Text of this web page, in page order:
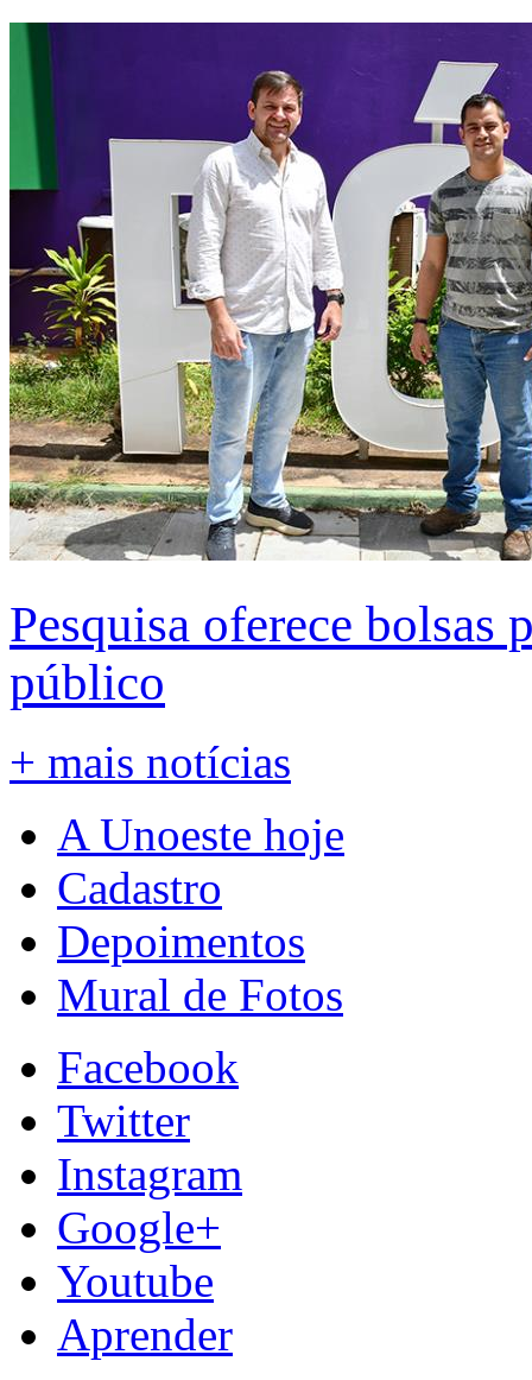
Pesquisa oferece bolsas
público
+ mais notícias
A Unoeste hoje
Cadastro
Depoimentos
Mural de Fotos
Facebook
Twitter
Instagram
Google+
Youtube
Aprender